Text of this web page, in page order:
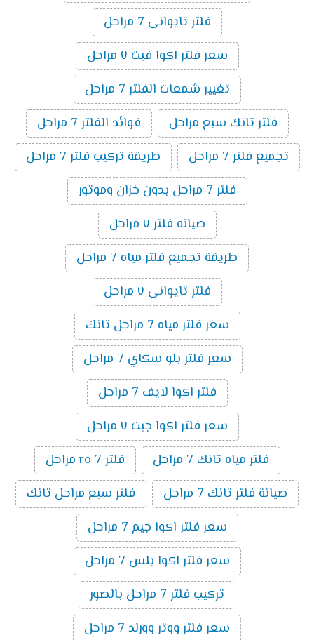
فلتر تايوانى 7 مراحل
سعر فلتر اكوا فيت ٧ مراحل
تغيير شمعات الفلتر 7 مراحل
فلتر تانك سبع مراحل
فوائد الفلتر 7 مراحل
تجميع فلتر 7 مراحل
طريقة تركيب فلتر 7 مراحل
فلتر 7 مراحل بدون خزان وموتور
صيانه فلتر ٧ مراحل
طريقة تجميع فلتر مياه 7 مراحل
فلتر تايوانى ٧ مراحل
سعر فلتر مياه 7 مراحل تانك
سعر فلتر بلو سكاي 7 مراحل
فلتر اكوا لايف 7 مراحل
سعر فلتر اكوا جيت ٧ مراحل
فلتر مياه تانك 7 مراحل
فلتر ro 7 مراحل
صيانة فلتر تانك 7 مراحل
فلتر سبع مراحل تانك
سعر فلتر اكوا جيم 7 مراحل
سعر فلتر اكوا بلس 7 مراحل
تركيب فلتر 7 مراحل بالصور
سعر فلتر ووتر وورلد 7 مراحل